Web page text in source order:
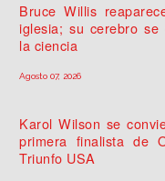
Bruce Willis
iglesia; su cerebro se
la ciencia
Agosto 07, 2026
Karol Wilson se
primera finalista de
Triunfo USA